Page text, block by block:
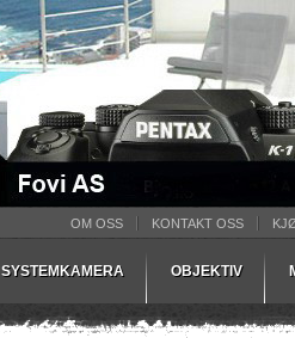
OM OSS KONTAKT OSS
SYSTEMKAMERA OBJEKTIV